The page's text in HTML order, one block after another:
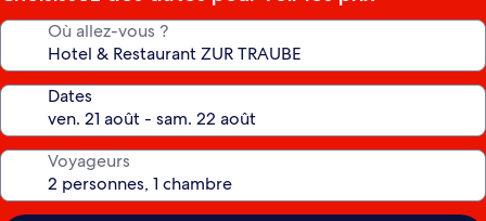
Où allez-vous ?
Dates
Voyageurs